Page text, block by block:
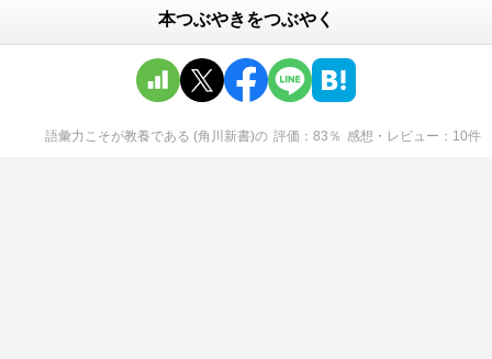
本つぶやきをつぶやく
語彙力こそが教養である (角川新書)の 評価 83 ％ 感想・レビュー 10件